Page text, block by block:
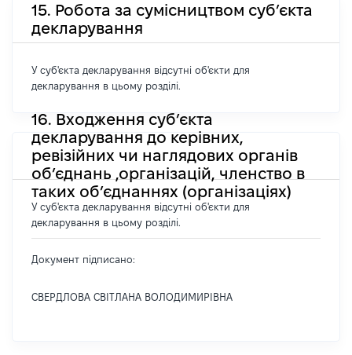
15. Робота за сумісництвом суб’єкта
декларування
У суб'єкта декларування відсутні об'єкти для
декларування в цьому розділі.
16. Входження суб’єкта
декларування до керівних,
ревізійних чи наглядових органів
об’єднань ,організацій, членство в
таких об’єднаннях (організаціях)
У суб'єкта декларування відсутні об'єкти для
декларування в цьому розділі.
Документ підписано:
СВЕРДЛОВА СВІТЛАНА ВОЛОДИМИРІВНА